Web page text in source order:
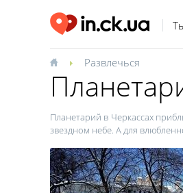
Развлечься
Планетарий в Черкассах
звездном небе. А для